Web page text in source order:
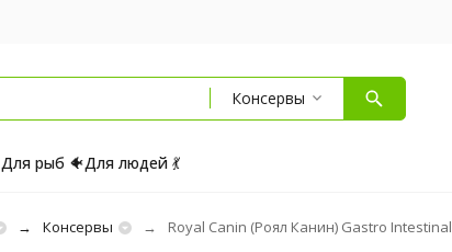
Консервы
Для рыб 🐠Для людей 💃
Консервы Royal Canin (Роял Канин) Gastro Intestinal